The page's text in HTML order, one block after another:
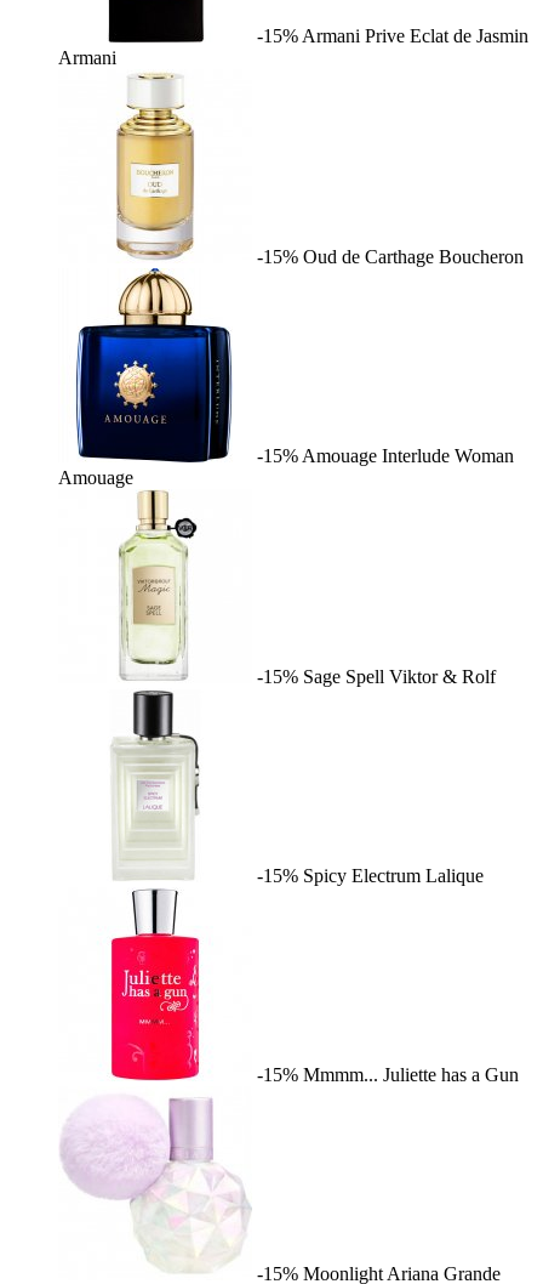
-15% Armani Prive Eclat de Jasmin
Armani
-15% Oud de Carthage Boucheron
-15% Amouage Interlude Woman
Amouage
-15% Sage Spell Viktor & Rolf
-15% Spicy Electrum Lalique
-15% Mmmm... Juliette has a Gun
-15% Moonlight Ariana Grande